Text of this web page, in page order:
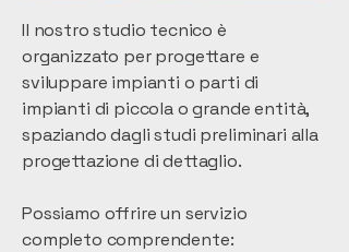
Il nostro studio tecnico è
organizzato per progettare e
sviluppare impianti o parti di
impianti di piccola o grande entità,
spaziando dagli studi preliminari alla
progettazione di dettaglio.
Possiamo offrire un servizio
completo comprendente: